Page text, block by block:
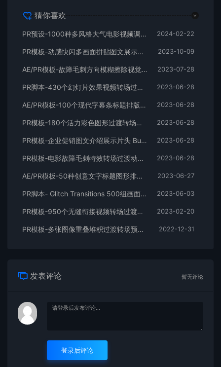
猜你喜欢
PR预设-1000种多风格大气电影视频调色 Cinematic Color Presets 2024-02-22
PR模板-动感快闪多画面拼贴图文展示片头 GradientBlend Stomp Promo 2023-10-09
AE/PR模板-故障毛刺方向模糊擦除视觉特效 Overlays Glitch Wipes 2023-07-28
PR脚本-430个幻灯片效果视频转场过渡预设 Slideshow Transitions 2023-06-28
AE/PR模板-100个现代字幕条标题排版动画 LowerThirds 2023-06-28
PR模板-180个活力彩色图形过渡转场动画预设 Color Wave Transitions 2023-06-28
PR模板-企业促销图文介绍展示片头 Business Promo 2023-06-28
PR模板-电影故障毛刺特效转场过渡动画预设 Cinematic Glitch Transitions Pack V2 2023-06-28
AE/PR模板-50种创意文字标题图形排版宣传片头 2023-06-27
PR脚本- Glitch Transitions 500组画面损坏故障干扰VHS色散毛刺抖动转场预设 2023-06-03
PR模板-950个无缝衔接视频转场过渡预设 Seamless Transitions 2023-02-20
PR模板-多张图像重叠堆积过渡转场预设 Transitions Photo Animation 2022-12-31
发表评论 暂无评论
登录后评论